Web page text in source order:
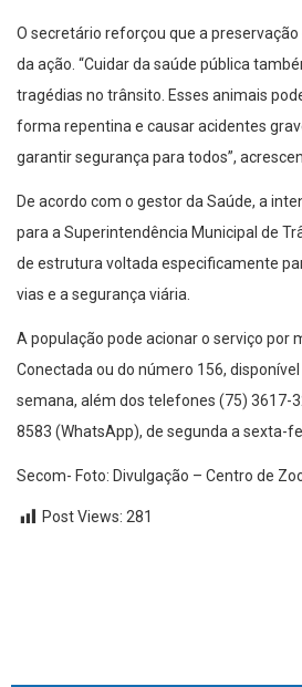
O secretário reforçou que a preservação
da ação. “Cuidar da saúde pública
tragédias no trânsito. Esses animais
forma repentina e causar acidentes
garantir segurança para todos”,
De acordo com o gestor da Saúde, a
para a Superintendência Municipal de
de estrutura voltada especificamente
vias e a segurança viária.
A população pode acionar o serviço por
Conectada ou do número 156,
semana, além dos telefones (75) 3617-
8583 (WhatsApp), de segunda a sexta-
Secom- Foto: Divulgação – Centro de
Post Views: 281